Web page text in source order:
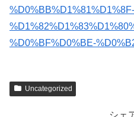
%D0%BB%D1%81%D1%8F-
%D0%BF%D0%BE-
Uncategorized